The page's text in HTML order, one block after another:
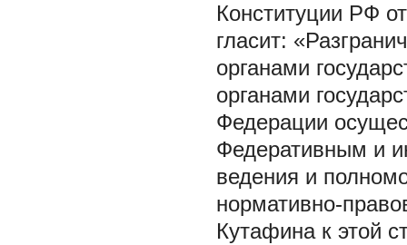
Конституции РФ
гласит:
органами
органами
Федерации
Федеративным и
ведения и
нормативно-
Кутафина к этой